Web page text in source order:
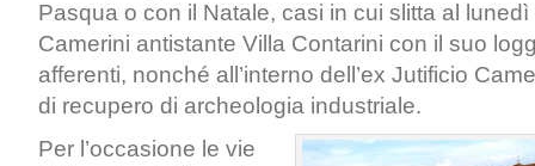
Pasqua o con il Natale, casi in cui slitta al
Camerini antistante Villa Contarini con il suo
afferenti, nonché all’interno dell’ex Jutificio
di recupero di archeologia industriale.
Per l’occasione le vie